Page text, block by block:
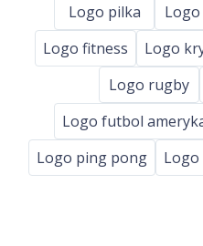
Logo pilka
Logo fitness
Logo
Logo rugby
Logo futbol
Logo ping pong